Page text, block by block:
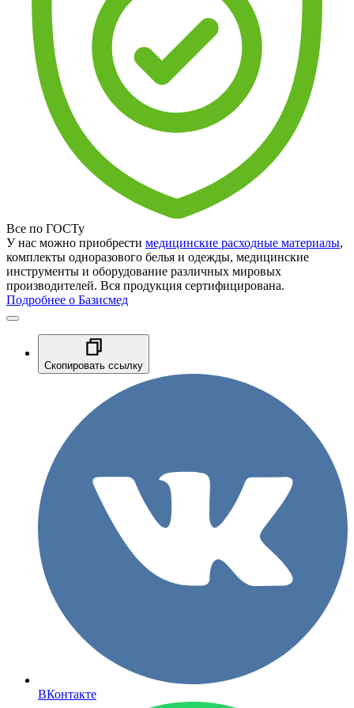
Все по ГОСТу
У нас можно приобрести медицинские расходные материалы,
комплекты одноразового белья и одежды, медицинские
инструменты и оборудование различных мировых
производителей. Вся продукция сертифицирована.
Подробнее о Базисмед
Скопировать ссылку
ВКонтакте